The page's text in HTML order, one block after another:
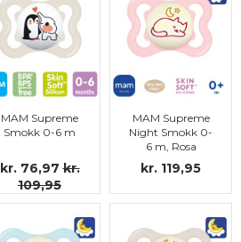
MAM Supreme
Smokk 0-6 m
kr. 76,97 kr.
109,95
MAM Supreme
Night Smokk 0-
6 m, Rosa
kr. 119,95